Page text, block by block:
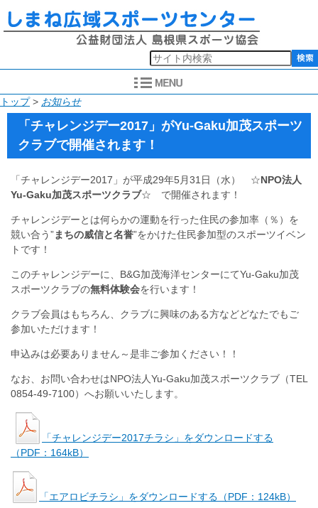
現
在
置：
トップ> お知らせ
「チャレンジデー2017」がYu-Gaku加茂スポーツ
クラブで開催されます！
「チャレンジデー2017」が平成29年5月31日（水） ☆NPO法人
Yu-Gaku加茂スポーツクラブ☆ で開催されます！
チャレンジデーとは何らかの運動を行った住民の参加率（％）を
競い合う”まちの威信と名誉”をかけた住民参加型のスポーツイベン
トです！
このチャレンジデーに、B&G加茂海洋センターにてYu-Gaku加茂
スポーツクラブの無料体験会を行います！
クラブ会員はもちろん、クラブに興味のある方などどなたでもご
参加いただけます！
申込みは必要ありません～是非ご参加ください！！
なお、お問い合わせはNPO法人Yu-Gaku加茂スポーツクラブ（TEL
0854-49-7100）へお願いいたします。
「チャレンジデー2017チラシ」をダウンロードする
（PDF：164kB）
「エアロビチラシ」をダウンロードする（PDF：124kB）